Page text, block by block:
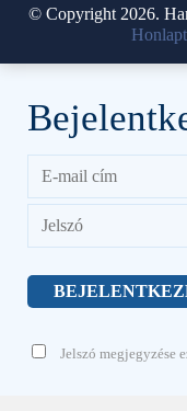
© Copyright 2026.
Jelszó megjegyzése